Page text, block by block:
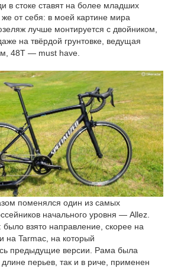
в стоке ставят на более младших
от себя: в моей картине мира
лучше монтируется с двойником,
на твёрдой грунтовке, ведущая
48Т — must have.
поменялся один из самых
начального уровня — Allez.
взято направление, скорее на
на Tarmac, на который
предыдущие версии. Рама была
длине перьев, так и в риче, применен